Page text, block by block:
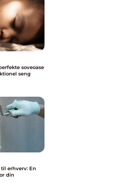
soveoase
seng
erhverv: En
din